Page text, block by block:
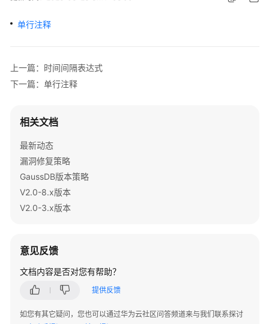
告
介
绍
计
费
说
明
速
门
户
单行注释
上一篇：时间间隔表达式
下一篇：单行注释
相关文档
最新动态
漏洞修复策略
GaussDB版本策略
V2.0-8.x版本
V2.0-3.x版本
意见反馈
文档内容是否对您有帮助？
提供反馈
如您有其它疑问，您也可以通过华为云社区问答频道来与我们联系探讨